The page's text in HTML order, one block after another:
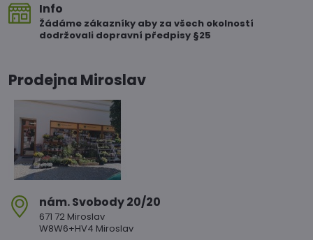
Info
Žádáme zákazníky aby za všech okolností
dodržovali dopravní předpisy §25
Prodejna Miroslav
nám​. Svobody 20/20
671 72 Miroslav
W8W6+HV4 Miroslav